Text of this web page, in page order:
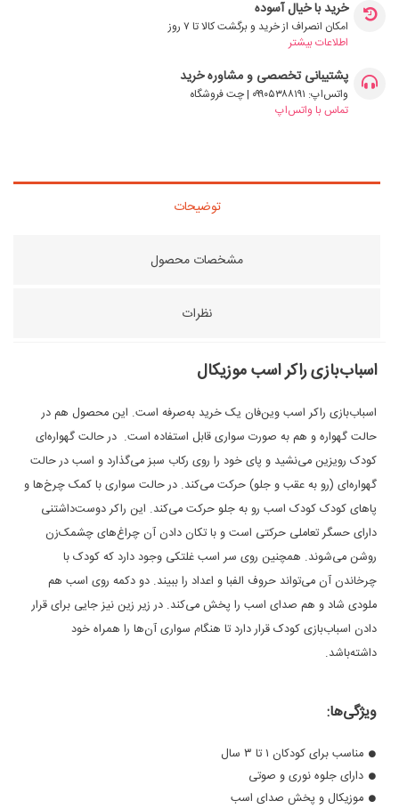
خرید با خیال آسوده
امکان انصراف از خرید و برگشت کالا تا ۷ روز
اطلاعات بیشتر
پشتیبانی تخصصی و مشاوره خرید
واتس‌اپ: ۰۹۹۰۵۳۸۸۱۹۱ | چت فروشگاه
تماس با واتس‌اپ
توضیحات
مشخصات محصول
نظرات
اسباب‌بازی راکر اسب موزیکال
اسباب‌بازی راکر اسب وین‌فان یک خرید به‌صرفه است. این محصول هم در
حالت گهواره و هم به صورت سواری قابل استفاده است. در حالت گهواره‌ای
کودک رویزین می‌نشید و پای خود را روی رکاب سبز می‌گذارد و اسب در حالت
گهواره‌ای (رو به عقب و جلو) حرکت می‌کند. در حالت سواری با کمک چرخ‌ها و
پاهای کودک کودک اسب رو به جلو حرکت می‌کند. این راکر دوست‌داشتنی
دارای حسگر تعاملی حرکتی است و با تکان دادن آن چراغ‌های چشمک‌زن
روشن می‌شوند. همچنین روی سر اسب غلتکی وجود دارد که کودک با
چرخاندن آن می‌تواند حروف الفبا و اعداد را ببیند. دو دکمه روی اسب هم
ملودی شاد و هم صدای اسب را پخش می‌کند. در زیر زین نیز جایی برای قرار
دادن اسباب‌بازی کودک قرار دارد تا هنگام سواری آن‌ها را همراه خود
داشته‌باشد.
ویژگی‌ها:
مناسب برای کودکان ۱ تا ۳ سال
دارای جلوه نوری و صوتی
موزیکال و پخش صدای اسب